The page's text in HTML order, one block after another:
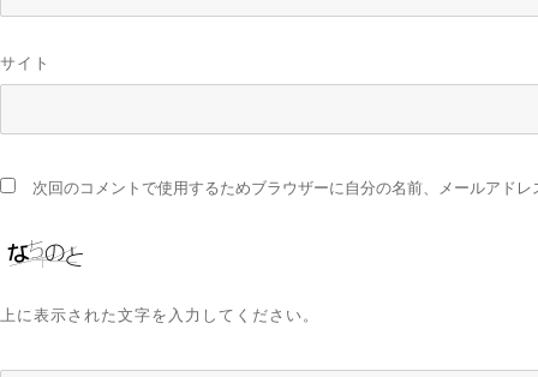
サイト
次回のコメントで使用するためブラウザーに自分の名前、メールアド
上に表示された文字を入力してください。